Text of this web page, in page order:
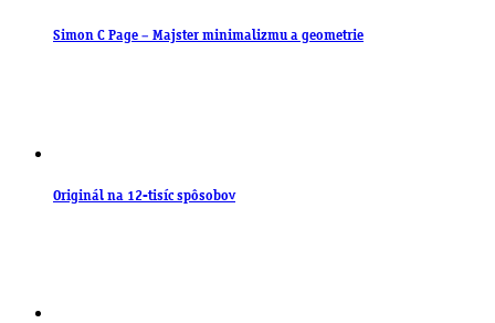
Simon C Page – Majster minimalizmu a geometrie
Originál na 12-tisíc spôsobov